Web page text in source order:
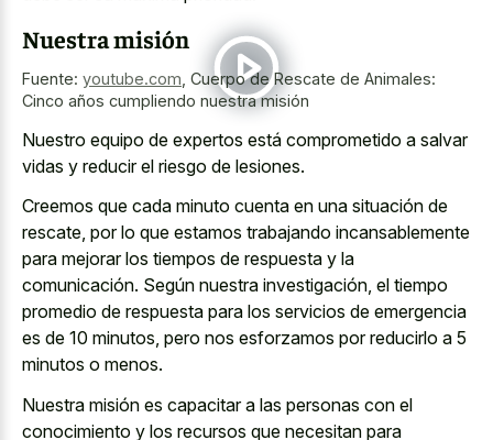
Nuestra misión
Fuente: youtube.com Cuerpo de Rescate de Animales:
Cinco años cumpliendo nuestra misión
Nuestro equipo de expertos está comprometido a salvar
vidas y reducir el riesgo de lesiones.
Creemos que cada minuto cuenta en una situación de
rescate, por lo que estamos trabajando incansablemente
para mejorar los tiempos de respuesta y la
comunicación. Según nuestra investigación, el tiempo
promedio de respuesta para los servicios de emergencia
es de 10 minutos, pero nos esforzamos por reducirlo a 5
minutos o menos.
Nuestra misión es capacitar a las personas con el
conocimiento y los recursos que necesitan para